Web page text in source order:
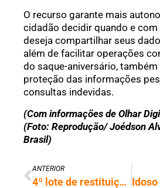
O recurso garante mais
cidadão decidir quando e
deseja compartilhar seus
além de facilitar operações
do saque-aniversário,
proteção das informações
consultas indevidas.
(Com informações de Olhar
(Foto: Reprodução/ Joédson
Brasil)
ANTERIOR
4º lote de restituição do IR 2025 já está disponível para consulta